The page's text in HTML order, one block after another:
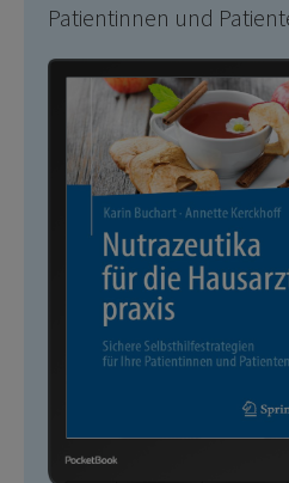
Patientinnen und